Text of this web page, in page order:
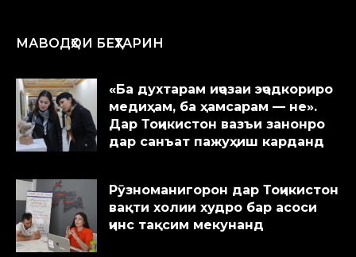
МАВОДҲОИ БЕҲТАРИН
«Ба духтарам иҷозаи эҷодкориро
медиҳам, ба ҳамсарам — не».
Дар Тоҷикистон вазъи занонро
дар санъат пажуҳиш карданд
Рӯзноманигорон дар Тоҷикистон
вақти холии худро бар асоси
ҷинс тақсим мекунанд